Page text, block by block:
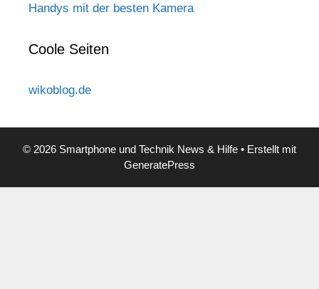
Handys mit der besten Kamera
Coole Seiten
wikoblog.de
© 2026 Smartphone und Technik News & Hilfe • Erstellt mit
GeneratePress